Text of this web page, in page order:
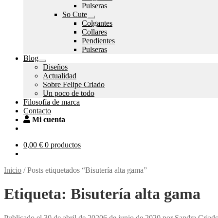
menú
Pulseras
So Cute
Expandir
el
menú
hijo
Colgantes
Collares
Pendientes
Pulseras
Blog
Expandir
el
menú
hijo
Diseños
Actualidad
Sobre Felipe Criado
Un poco de todo
Filosofía de marca
Contacto
Mi cuenta
0,00 € 0 productos
Inicio /Posts etiquetados “Bisutería alta gama”
Etiqueta: Bisutería alta gama